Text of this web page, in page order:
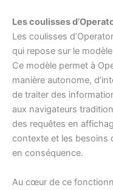
Les coulisses
Les coulisses
qui repose sur le
Ce modèle permet à
manière autonome,
de traiter des
aux navigateurs
des requêtes en
contexte et les besoins
en conséquence.
Au cœur de ce